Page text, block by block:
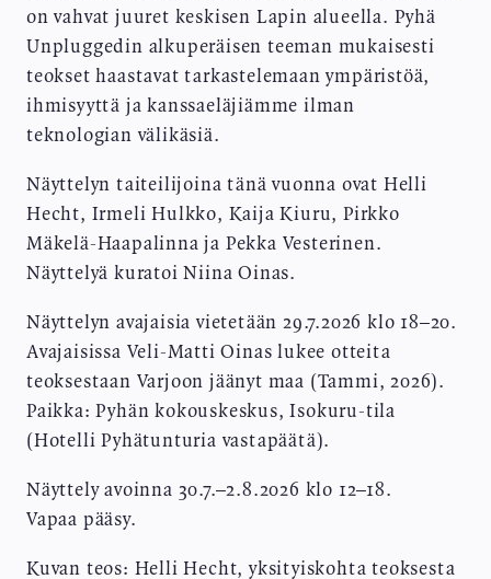
on vahvat juuret keskisen Lapin alueella. Pyhä
Unpluggedin alkuperäisen teeman mukaisesti
teokset haastavat tarkastelemaan ympäristöä,
ihmisyyttä ja kanssaeläjiämme ilman
teknologian välikäsiä.
Näyttelyn taiteilijoina tänä vuonna ovat Helli
Hecht, Irmeli Hulkko, Kaija Kiuru, Pirkko
Mäkelä-Haapalinna ja Pekka Vesterinen.
Näyttelyä kuratoi Niina Oinas.
Näyttelyn avajaisia vietetään 29.7.2026 klo 18–20.
Avajaisissa Veli-Matti Oinas lukee otteita
teoksestaan Varjoon jäänyt maa (Tammi, 2026).
Paikka: Pyhän kokouskeskus, Isokuru-tila
(Hotelli Pyhätunturia vastapäätä).
Näyttely avoinna 30.7.–2.8.2026 klo 12–18.
Vapaa pääsy.
Kuvan teos: Helli Hecht, yksityiskohta teoksesta